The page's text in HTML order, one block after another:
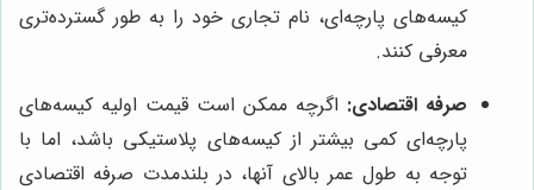
کیسه‌های پارچه‌ای، نام تجاری خود را به طور گسترده‌تری
معرفی کنند.
صرفه اقتصادی: اگرچه ممکن است قیمت اولیه کیسه‌های
پارچه‌ای کمی بیشتر از کیسه‌های پلاستیکی باشد، اما با
توجه به طول عمر بالای آنها، در بلندمدت صرفه اقتصادی